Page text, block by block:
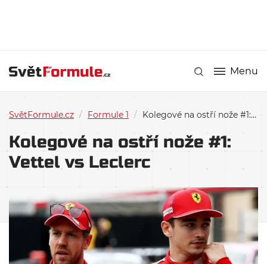
Menu
SvětFormule.cz / Formule 1 / Kolegové na ostří nože #1: Vettel vs Leclerc
Kolegové na ostří nože #1:
Vettel vs Leclerc